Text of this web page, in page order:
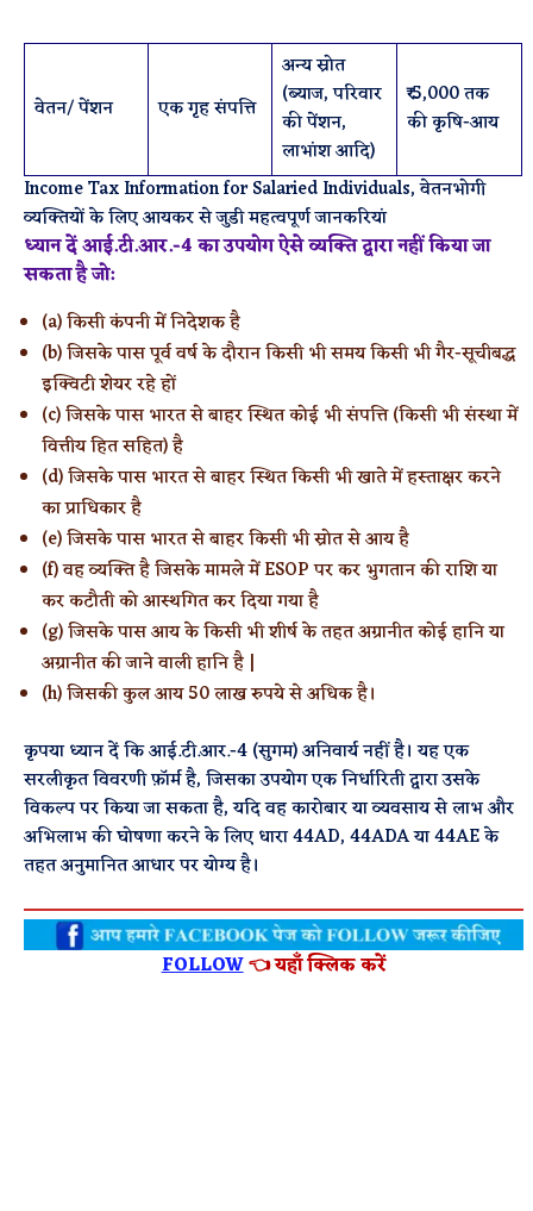
वेतन/ पेंशन एक गृह संपत्ति
अन्य स्रोत
(ब्याज, परिवार
की पेंशन,
लाभांश आदि)
₹ 5,000 तक
की कृषि-आय
Income Tax Information for Salaried Individuals, वेतनभोगी
व्यक्तियों के लिए आयकर से जुडी महत्वपूर्ण जानकरियां
ध्यान दें आई.टी.आर.-4 का उपयोग ऐसे व्यक्ति द्वारा नहीं किया जा
सकता है जो:
(a) किसी कंपनी में निदेशक है
(b) जिसके पास पूर्व वर्ष के दौरान किसी भी समय किसी भी गैर-सूचीबद्ध
इक्विटी शेयर रहे हों
(c) जिसके पास भारत से बाहर स्थित कोई भी संपत्ति (किसी भी संस्था में
वित्तीय हित सहित) है
(d) जिसके पास भारत से बाहर स्थित किसी भी खाते में हस्ताक्षर करने
का प्राधिकार है
(e) जिसके पास भारत से बाहर किसी भी स्रोत से आय है
(f) वह व्यक्ति है जिसके मामले में ESOP पर कर भुगतान की राशि या
कर कटौती को आस्थगित कर दिया गया है
(g) जिसके पास आय के किसी भी शीर्ष के तहत अग्रानीत कोई हानि या
अग्रानीत की जाने वाली हानि है |
(h) जिसकी कुल आय 50 लाख रुपये से अधिक है।
कृपया ध्यान दें कि आई.टी.आर.-4 (सुगम) अनिवार्य नहीं है। यह एक
सरलीकृत विवरणी फ़ॉर्म है, जिसका उपयोग एक निर्धारिती द्वारा उसके
विकल्प पर किया जा सकता है, यदि वह कारोबार या व्यवसाय से लाभ और
अभिलाभ की घोषणा करने के लिए धारा 44AD, 44ADA या 44AE के
तहत अनुमानित आधार पर योग्य है।
FOLLOW👈 यहाँ क्लिक करें